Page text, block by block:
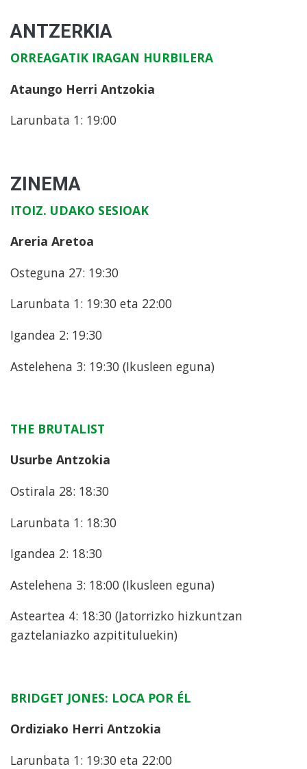
ANTZERKIA
ORREAGATIK IRAGAN HURBILERA
Ataungo Herri Antzokia
Larunbata 1: 19:00
ZINEMA
ITOIZ. UDAKO SESIOAK
Areria Aretoa
Osteguna 27: 19:30
Larunbata 1: 19:30 eta 22:00
Igandea 2: 19:30
Astelehena 3: 19:30 (Ikusleen eguna)
THE BRUTALIST
Usurbe Antzokia
Ostirala 28: 18:30
Larunbata 1: 18:30
Igandea 2: 18:30
Astelehena 3: 18:00 (Ikusleen eguna)
Asteartea 4: 18:30 (Jatorrizko hizkuntzan
gaztelaniazko azpitituluekin)
BRIDGET JONES: LOCA POR ÉL
Ordiziako Herri Antzokia
Larunbata 1: 19:30 eta 22:00